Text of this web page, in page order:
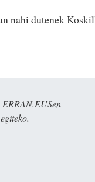
nahi dutenek